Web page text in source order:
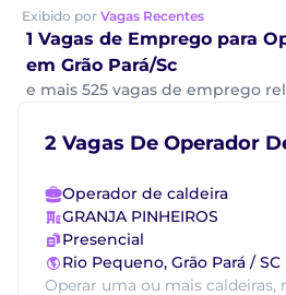
Exibido por Vagas Recentes
1 Vagas de Emprego para
em Grão Pará/Sc
e mais 525 vagas de emprego
2 Vagas De Operador
Operador de caldeira
GRANJA PINHEIROS
Presencial
Rio Pequeno, Grão Pará / SC
Operar uma ou mais caldeiras,